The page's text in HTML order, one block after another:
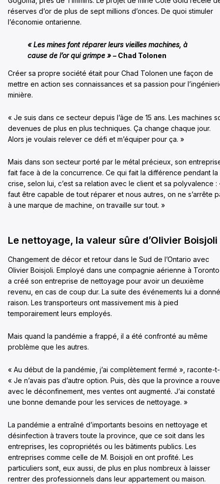
réserves d’or de plus de sept millions d’onces. De quoi stimuler
l’économie ontarienne.
« Les mines font réparer leurs vieilles machines, à
cause de l’or qui grimpe » – Chad Tolonen
Créer sa propre société était pour Chad Tolonen une façon de
mettre en action ses connaissances et sa passion pour
minière.
« Je suis dans ce secteur depuis l’âge de 15 ans. Les machines
devenues de plus en plus techniques. Ça change chaque jour.
Alors je voulais relever ce défi et m’équiper pour ça. »
Mais dans son secteur porté par le métal précieux, son
fait face à de la concurrence. Ce qui fait la différence pendant la
crise, selon lui, c’est sa relation avec le client et sa polyvalence :
faut être capable de tout réparer et nous autres, on ne s’arrête
à une marque de machine, on travaille sur tout. »
Le nettoyage, la valeur sûre d’Olivier Boisjoli
Changement de décor et retour dans le Sud de l’Ontario avec
Olivier Boisjoli. Employé dans une compagnie aérienne à
a créé son entreprise de nettoyage pour avoir un deuxième
revenu, en cas de coup dur. La suite des événements lui a donné
raison. Les transporteurs ont massivement mis à pied
temporairement leurs employés.
Mais quand la pandémie a frappé, il a été confronté au même
problème que les autres.
« Au début de la pandémie, j’ai complètement fermé », raconte-
« Je n’avais pas d’autre option. Puis, dès que la province a
avec le déconfinement, mes ventes ont augmenté. J’ai constaté
une bonne demande pour les services de nettoyage. »
La pandémie a entraîné d’importants besoins en nettoyage et
désinfection à travers toute la province, que ce soit dans les
entreprises, les copropriétés ou les bâtiments publics. Les
entreprises comme celle de M. Boisjoli en ont profité. Les
particuliers sont, eux aussi, de plus en plus nombreux à laisser
rentrer des professionnels dans leur appartement ou maison.